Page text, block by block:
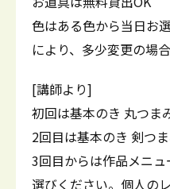
色はある色から当日お
により、多少変更の場
[講師より]
初回は基本のき 丸つま
2回目は基本のき 剣つ
3回目からは作品メニ
選びください。個人の